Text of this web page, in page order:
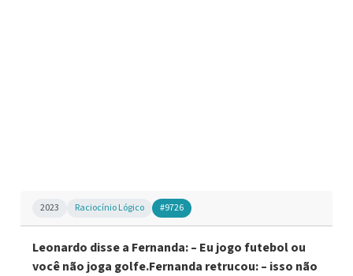
2023 Raciocínio Lógico #9726
Leonardo disse a Fernanda: – Eu jogo futebol ou
você não joga golfe.Fernanda retrucou: – isso não